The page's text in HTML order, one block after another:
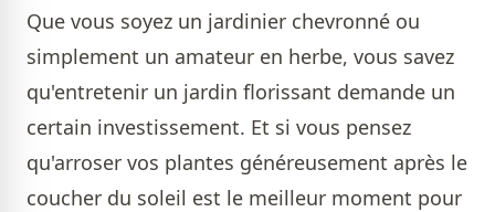
Que vous soyez un jardinier chevronné ou
simplement un amateur en herbe, vous savez
qu'entretenir un jardin florissant demande un
certain investissement. Et si vous pensez
qu'arroser vos plantes généreusement après le
coucher du soleil est le meilleur moment pour